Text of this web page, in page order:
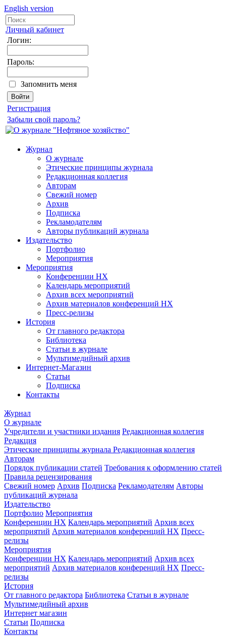
English version
Личный кабинет
Логин:
Пароль:
Запомнить меня
Регистрация
Забыли свой пароль?
Журнал
О журнале
Этические принципы журнала
Редакционная коллегия
Авторам
Свежий номер
Архив
Подписка
Рекламодателям
Авторы публикаций журнала
Издательство
Портфолио
Мероприятия
Мероприятия
Конференции НХ
Календарь мероприятий
Архив всех мероприятий
Архив материалов конференций НХ
Пресс-релизы
История
От главного редактора
Библиотека
Статьи в журнале
Мультимедийный архив
Интернет-Магазин
Статьи
Подписка
Контакты
Журнал
О журнале
Учредители и участники издания Редакционная коллегия
Редакция
Этические принципы журнала Редакционная коллегия
Авторам
Порядок публикации статей Требования к оформлению статей
Правила рецензирования
Свежий номер Архив Подписка Рекламодателям Авторы
публикаций журнала
Издательство
Портфолио Мероприятия
Конференции НХ Календарь мероприятий Архив всех
мероприятий Архив материалов конференций НХ Пресс-
релизы
Мероприятия
Конференции НХ Календарь мероприятий Архив всех
мероприятий Архив материалов конференций НХ Пресс-
релизы
История
От главного редактора Библиотека Статьи в журнале
Мультимедийный архив
Интернет магазин
Статьи Подписка
Контакты